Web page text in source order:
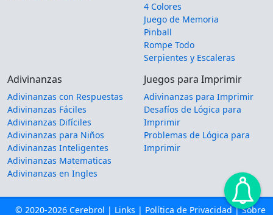
4 Colores
Juego de Memoria
Pinball
Rompe Todo
Serpientes y Escaleras
Adivinanzas
Adivinanzas con Respuestas
Adivinanzas Fáciles
Adivinanzas Difíciles
Adivinanzas para Niños
Adivinanzas Inteligentes
Adivinanzas Matematicas
Adivinanzas en Ingles
Juegos para Imprimir
Adivinanzas para Imprimir
Desafíos de Lógica para
Imprimir
Problemas de Lógica para
Imprimir
© 2020-2026 Cerebrol | Links | Política de Privacidad|Sobre